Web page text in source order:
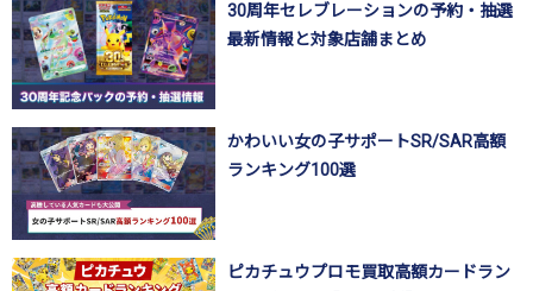
30周年セレブレーションの予約・抽選
最新情報と対象店舗まとめ
かわいい女の子サポートSR/SAR高額
ランキング100選
ピカチュウプロモ買取高額カードラン